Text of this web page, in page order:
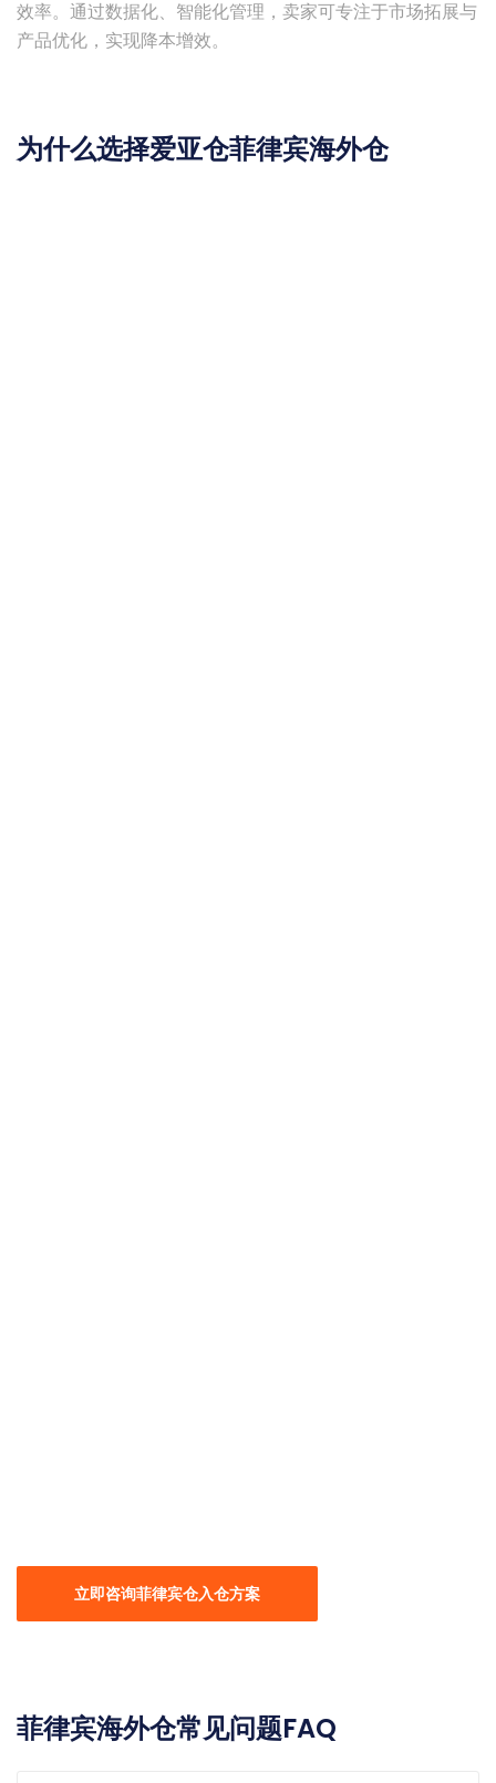
效率。通过数据化、智能化管理，卖家可专注于市场拓展与
产品优化，实现降本增效。
为什么选择爱亚仓菲律宾海外仓
立即咨询菲律宾仓入仓方案
菲律宾海外仓常见问题FAQ